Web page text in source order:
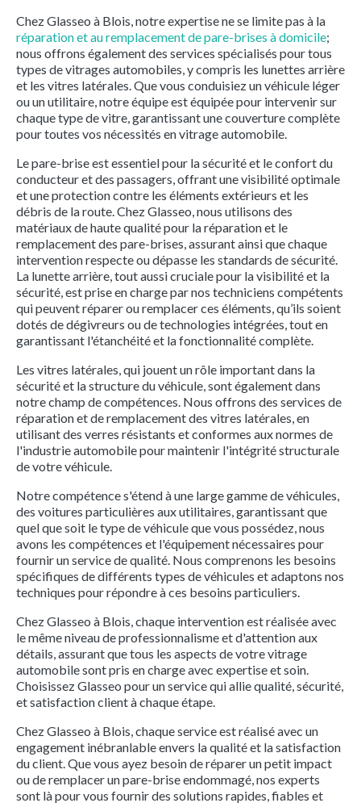
Chez Glasseo à Blois, notre expertise ne se limite pas à la
réparation et au remplacement de pare-brises à domicile;
nous offrons également des services spécialisés pour tous
types de vitrages automobiles, y compris les lunettes arrière
et les vitres latérales. Que vous conduisiez un véhicule léger
ou un utilitaire, notre équipe est équipée pour intervenir sur
chaque type de vitre, garantissant une couverture complète
pour toutes vos nécessités en vitrage automobile.
Le pare-brise est essentiel pour la sécurité et le confort du
conducteur et des passagers, offrant une visibilité optimale
et une protection contre les éléments extérieurs et les
débris de la route. Chez Glasseo, nous utilisons des
matériaux de haute qualité pour la réparation et le
remplacement des pare-brises, assurant ainsi que chaque
intervention respecte ou dépasse les standards de sécurité.
La lunette arrière, tout aussi cruciale pour la visibilité et la
sécurité, est prise en charge par nos techniciens compétents
qui peuvent réparer ou remplacer ces éléments, qu’ils soient
dotés de dégivreurs ou de technologies intégrées, tout en
garantissant l'étanchéité et la fonctionnalité complète.
Les vitres latérales, qui jouent un rôle important dans la
sécurité et la structure du véhicule, sont également dans
notre champ de compétences. Nous offrons des services de
réparation et de remplacement des vitres latérales, en
utilisant des verres résistants et conformes aux normes de
l'industrie automobile pour maintenir l'intégrité structurale
de votre véhicule.
Notre compétence s'étend à une large gamme de véhicules,
des voitures particulières aux utilitaires, garantissant que
quel que soit le type de véhicule que vous possédez, nous
avons les compétences et l'équipement nécessaires pour
fournir un service de qualité. Nous comprenons les besoins
spécifiques de différents types de véhicules et adaptons nos
techniques pour répondre à ces besoins particuliers.
Chez Glasseo à Blois, chaque intervention est réalisée avec
le même niveau de professionnalisme et d'attention aux
détails, assurant que tous les aspects de votre vitrage
automobile sont pris en charge avec expertise et soin.
Choisissez Glasseo pour un service qui allie qualité, sécurité,
et satisfaction client à chaque étape.
Chez Glasseo à Blois, chaque service est réalisé avec un
engagement inébranlable envers la qualité et la satisfaction
du client. Que vous ayez besoin de réparer un petit impact
ou de remplacer un pare-brise endommagé, nos experts
sont là pour vous fournir des solutions rapides, fiables et